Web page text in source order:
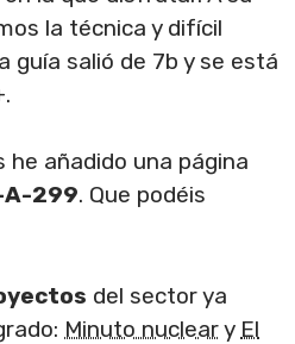
la técnica y difícil
guía salió de 7b y se está
añadido una página
299. Que podéis
del sector ya
Minuto nucleary El